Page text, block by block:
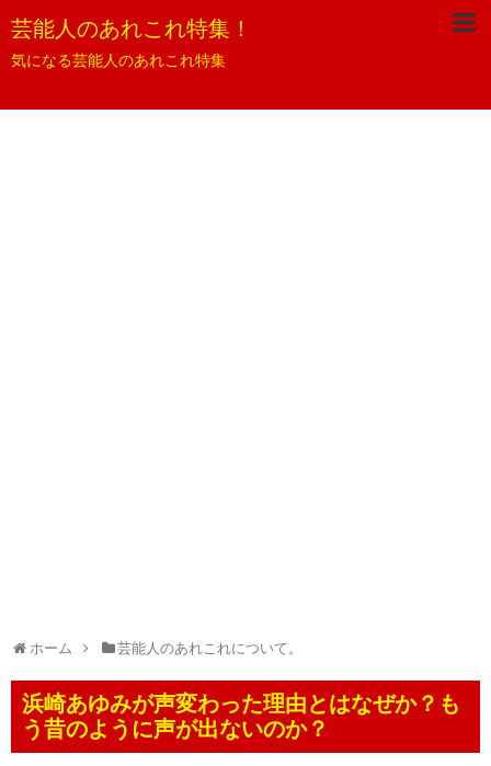
芸能人のあれこれ特集！
気になる芸能人のあれこれ特集
ホーム 芸能人のあれこれについて。
浜崎あゆみが声変わった理由とはなぜか？も
う昔のように声が出ないのか？